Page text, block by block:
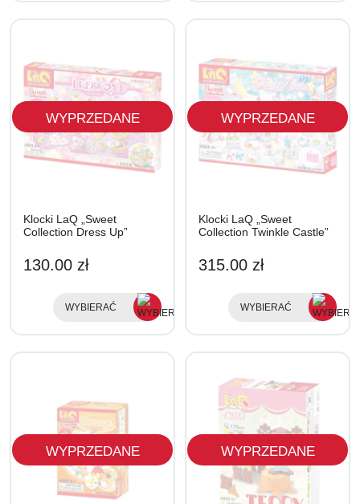
WYPRZEDANE
Klocki LaQ „Sweet
Collection Dress Up”
130.00 zł
WYBIERAĆ
WYPRZEDANE
Klocki LaQ „Sweet
Collection Twinkle Castle”
315.00 zł
WYBIERAĆ
WYPRZEDANE WYPRZEDANE